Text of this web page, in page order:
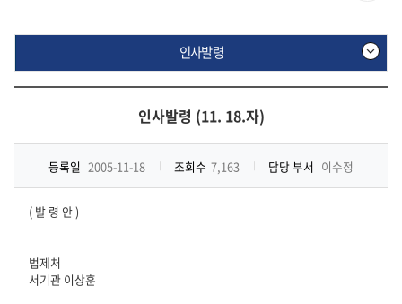
고
유
인사발령
인
령
인사발령 (11. 18.자)
등록일 2005-11-18 조회수 7,163 담당 부서 이수정
( 발 령 안 )
법제처
서기관 이상훈